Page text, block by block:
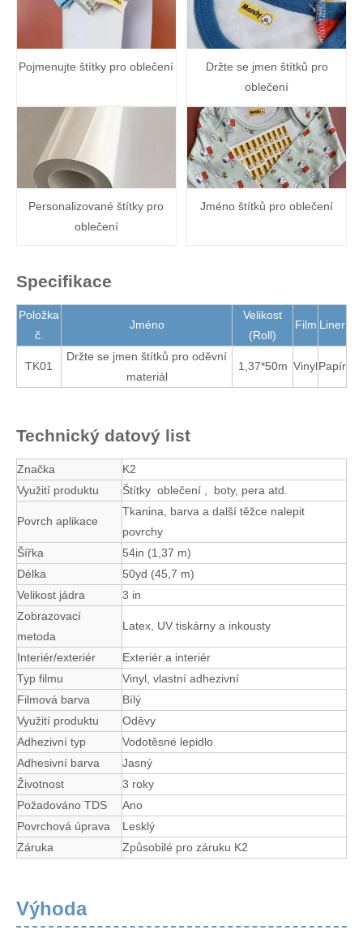
Pojmenujte štítky pro oblečení
Držte se jmen štítků pro
oblečení
Personalizované štítky pro
oblečení
Jméno štítků pro oblečení
Specifikace
Položka
č.
Jméno
Velikost
(Roll)
Film Liner
TK01
Držte se jmen štítků pro oděvní
materiál
1,37*50m VinylPapír
Technický datový list
Značka
K2
Využití produktu
Štítky oblečení , boty, pera atd.
Povrch aplikace
Tkanina, barva a další těžce nalepit
povrchy
Šířka
54in (1,37 m)
Délka
50yd (45,7 m)
Velikost jádra
3 in
Zobrazovací
metoda
Latex, UV tiskárny a inkousty
Interiér/exteriér
Exteriér a interiér
Typ filmu
Vinyl, vlastní adhezivní
Filmová barva
Bílý
Využití produktu
Oděvy
Adhezivní typ
Vodotěsné lepidlo
Adhesivní barva
Jasný
Životnost
3 roky
Požadováno TDS
Ano
Povrchová úprava
Lesklý
Záruka
Způsobilé pro záruku K2
Výhoda